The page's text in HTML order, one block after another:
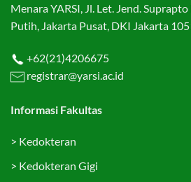
Menara YARSI, Jl. Let. Jend.
Putih, Jakarta Pusat, DKI Jakarta
+62(21)4206675
registrar@yarsi.ac.id
Informasi Fakultas
> Kedokteran
> Kedokteran Gigi